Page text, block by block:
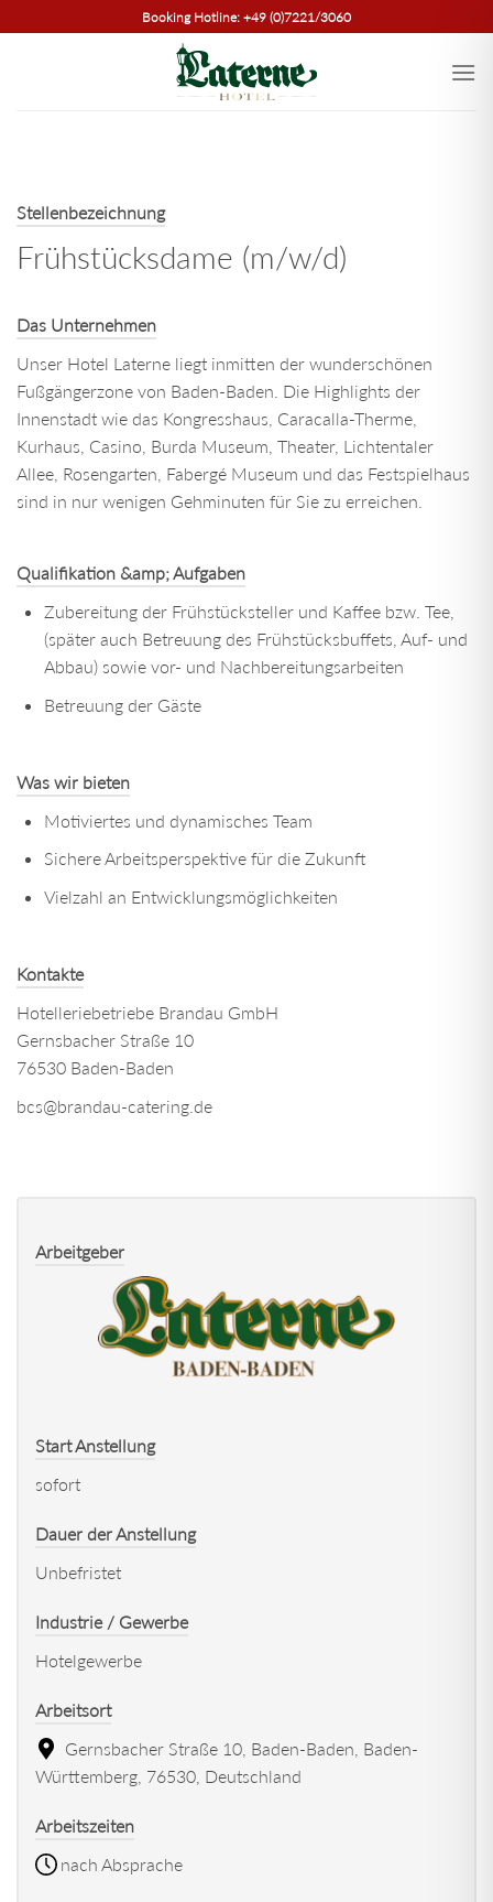
Inhalt
Booking Hotline: +49 (0)7221/3060
Stellenbezeichnung
Frühstücksdame (m/w/d)
Das Unternehmen
Unser Hotel Laterne liegt inmitten der wunderschönen
Fußgängerzone von Baden-Baden. Die Highlights der
Innenstadt wie das Kongresshaus, Caracalla-Therme,
Kurhaus, Casino, Burda Museum, Theater, Lichtentaler
Allee, Rosengarten, Fabergé Museum und das Festspielhaus
sind in nur wenigen Gehminuten für Sie zu erreichen.
Qualifikation &amp; Aufgaben
Zubereitung der Frühstücksteller und Kaffee bzw. Tee,
(später auch Betreuung des Frühstücksbuffets, Auf- und
Abbau) sowie vor- und Nachbereitungsarbeiten
Betreuung der Gäste
Was wir bieten
Motiviertes und dynamisches Team
Sichere Arbeitsperspektive für die Zukunft
Vielzahl an Entwicklungsmöglichkeiten
Kontakte
Hotelleriebetriebe Brandau GmbH
Gernsbacher Straße 10
76530 Baden-Baden
bcs@brandau-catering.de
Arbeitgeber
Start Anstellung
sofort
Dauer der Anstellung
Unbefristet
Industrie / Gewerbe
Hotelgewerbe
Arbeitsort
Gernsbacher Straße 10, Baden-Baden, Baden-
Württemberg, 76530, Deutschland
Arbeitszeiten
nach Absprache